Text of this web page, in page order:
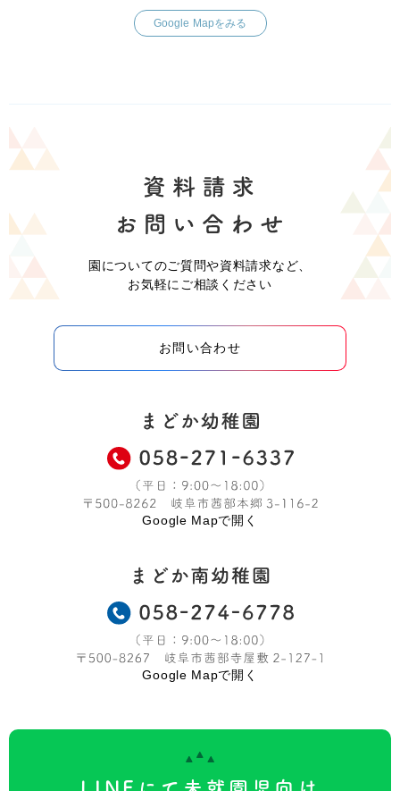
Google Mapをみる
園についてのご質問や資料請求など、
お気軽にご相談ください
お問い合わせ
Google Mapで開く
Google Mapで開く